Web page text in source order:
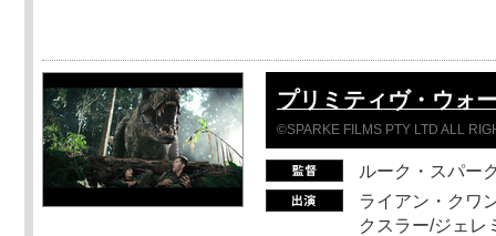
プリミティヴ・ウォ
©SPARKE FILMS PTY LTD ALL
ルーク・スパー
ライアン・クワ
クスラー/ジェレ